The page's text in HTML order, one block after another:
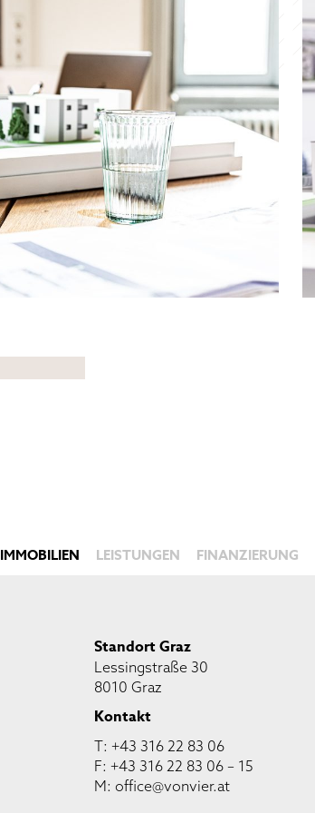
IMMOBILIEN LEISTUNGEN FINANZIERUNG
Standort Graz
Lessingstraße 30
8010 Graz
Kontakt
T: +43 316 22 83 06
F: +43 316 22 83 06 – 15
M: office@vonvier.at